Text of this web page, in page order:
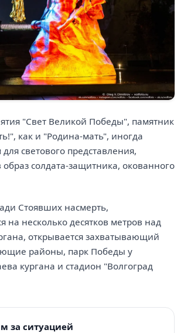
"Свет Великой Победы", памятник
как и "Родина-мать", иногда
светового представления,
образ солдата-защитника, окованного
Стоявших насмерть,
несколько десятков метров над
открывается захватывающий
районы, парк Победы у
кургана и стадион "Волгоград
за ситуацией